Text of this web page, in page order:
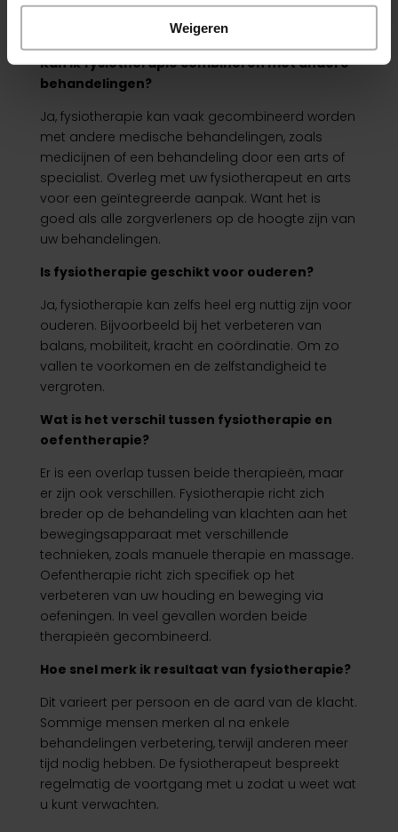
Weigeren
Kan ik fysiotherapie combineren met andere
behandelingen?
Ja, fysiotherapie kan vaak gecombineerd worden
met andere medische behandelingen, zoals
medicijnen of een behandeling door een arts of
specialist. Overleg met uw fysiotherapeut en arts
voor een geïntegreerde aanpak. Want het is
goed als alle zorgverleners op de hoogte zijn van
uw behandelingen.
Is fysiotherapie geschikt voor ouderen?
Ja, fysiotherapie kan zelfs heel erg nuttig zijn voor
ouderen. Bijvoorbeeld bij het verbeteren van
balans, mobiliteit, kracht en coördinatie. Om zo
vallen te voorkomen en de zelfstandigheid te
vergroten.
Wat is het verschil tussen fysiotherapie en
oefentherapie?
Er is een overlap tussen beide therapieën, maar
er zijn ook verschillen. Fysiotherapie richt zich
breder op de behandeling van klachten aan het
bewegingsapparaat met verschillende
technieken, zoals manuele therapie en massage.
Oefentherapie richt zich specifiek op het
verbeteren van uw houding en beweging via
oefeningen. In veel gevallen worden beide
therapieën gecombineerd.
Hoe snel merk ik resultaat van fysiotherapie?
Dit varieert per persoon en de aard van de klacht.
Sommige mensen merken al na enkele
behandelingen verbetering, terwijl anderen meer
tijd nodig hebben. De fysiotherapeut bespreekt
regelmatig de voortgang met u zodat u weet wat
u kunt verwachten.